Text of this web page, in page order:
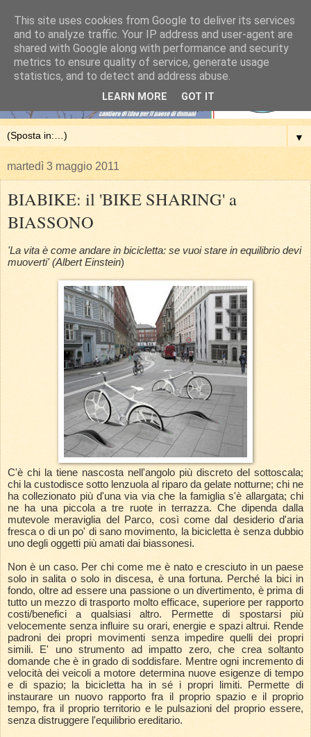
▼
martedì 3 maggio 2011
BIABIKE: il 'BIKE SHARING' a
BIASSONO
'La vita è come andare in bicicletta: se vuoi stare in equilibrio devi
muoverti' (Albert Einstein)
C'è chi la tiene nascosta nell'angolo più discreto del sottoscala;
chi la custodisce sotto lenzuola al riparo da gelate notturne; chi ne
ha collezionato più d'una via via che la famiglia s'è allargata; chi
ne ha una piccola a tre ruote in terrazza. Che dipenda dalla
mutevole meraviglia del Parco, così come dal desiderio d'aria
fresca o di un po' di sano movimento, la bicicletta è senza dubbio
uno degli oggetti più amati dai biassonesi.
Non è un caso. Per chi come me è nato e cresciuto in un paese
solo in salita o solo in discesa, è una fortuna. Perché la bici in
fondo, oltre ad essere una passione o un divertimento, è prima di
tutto un mezzo di trasporto molto efficace, superiore per rapporto
costi/benefici a qualsiasi altro. Permette di spostarsi più
velocemente senza influire su orari, energie e spazi altrui. Rende
padroni dei propri movimenti senza impedire quelli dei propri
simili. E' uno strumento ad impatto zero, che crea soltanto
domande che è in grado di soddisfare. Mentre ogni incremento di
velocità dei veicoli a motore determina nuove esigenze di tempo
e di spazio; la bicicletta ha in sé i propri limiti. Permette di
instaurare un nuovo rapporto fra il proprio spazio e il proprio
tempo, fra il proprio territorio e le pulsazioni del proprio essere,
senza distruggere l'equilibrio ereditario.
This site uses cookies from Google to deliver its services
and to analyze traffic. Your IP address and user-agent are
shared with Google along with performance and security
metrics to ensure quality of service, generate usage
statistics, and to detect and address abuse.
LEARN MORE GOT IT